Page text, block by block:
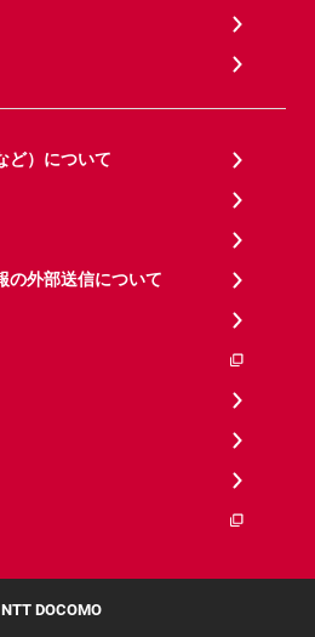
ど）について
の外部送信について
DOCOMO